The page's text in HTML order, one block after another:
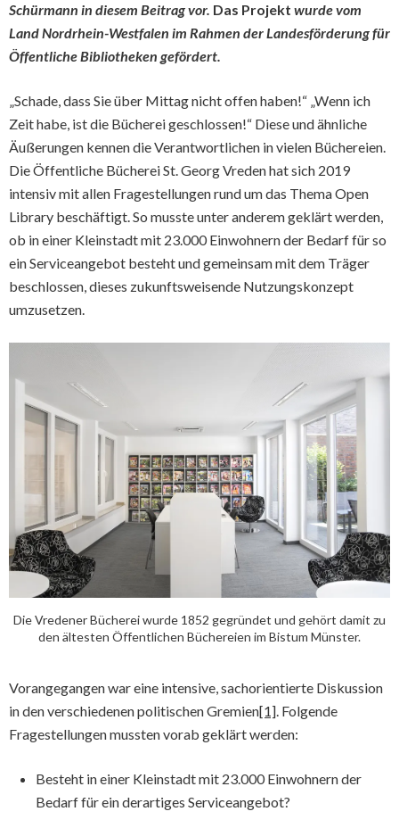
Schürmann in diesem Beitrag vor. Das Projekt wurdevom
Land Nordrhein-Westfalen im Rahmen der Landesförderung für
Öffentliche Bibliotheken gefördert.
„Schade, dass Sie über Mittag nicht offen haben!“ „Wenn ich
Zeit habe, ist die Bücherei geschlossen!“ Diese und ähnliche
Äußerungen kennen die Verantwortlichen in vielen Büchereien.
Die Öffentliche Bücherei St. Georg Vreden hat sich 2019
intensiv mit allen Fragestellungen rund um das Thema Open
Library beschäftigt. So musste unter anderem geklärt werden,
ob in einer Kleinstadt mit 23.000 Einwohnern der Bedarf für so
ein Serviceangebot besteht und gemeinsam mit dem Träger
beschlossen, dieses zukunftsweisende Nutzungskonzept
umzusetzen.
Die Vredener Bücherei wurde 1852 gegründet und gehört damit zu
den ältesten Öffentlichen Büchereien im Bistum Münster.
Vorangegangen war eine intensive, sachorientierte Diskussion
in den verschiedenen politischen Gremien[1]. Folgende
Fragestellungen mussten vorab geklärt werden:
Besteht in einer Kleinstadt mit 23.000 Einwohnern der
Bedarf für ein derartiges Serviceangebot?